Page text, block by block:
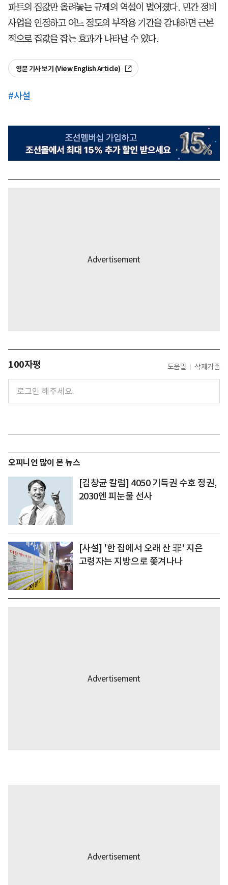
파트의 집값만 올려놓는 규제의 역설이 벌어졌다. 민간 정비
사업을 인정하고 어느 정도의 부작용 기간을 감내하면 근본
적으로 집값을 잡는 효과가 나타날 수 있다.
영문 기사 보기 (View English Article)
#사설
100자평 도움말 삭제기준
오피니언 많이 본 뉴스
[김창균 칼럼] 4050 기득권 수호 정권,
2030엔 피눈물 선사
[사설] '한 집에서 오래 산 罪' 지은
고령자는 지방으로 쫓겨나나